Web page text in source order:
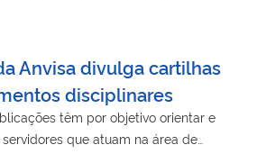
Anvisa divulga cartilhas
disciplinares
têm por objetivo orientar e
que atuam na área de